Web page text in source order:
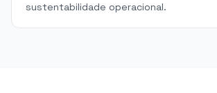
sustentabilidade operacional.